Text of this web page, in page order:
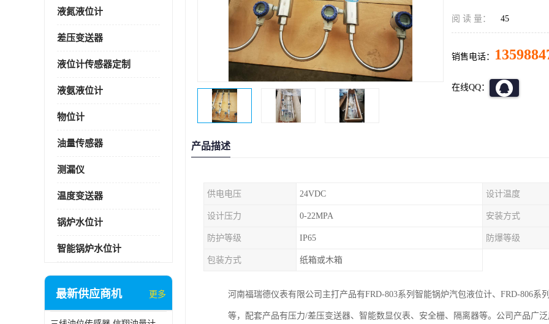
液氮液位计
差压变送器
液位计传感器定制
液氨液位计
物位计
油量传感器
测漏仪
温度变送器
锅炉水位计
智能锅炉水位计
最新供应商机 更多
阅 读 量： 45
销售电话：
在线QQ：
产品描述
供电电压 24VDC 设计温度
设计压力 0-22MPA 安装方式
防护等级 IP65 防爆等级
包装方式 纸箱或木箱
河南福瑞德仪表有限公司主打产品有FRD-803系列智能锅炉汽包液位计、FRD-806系
等，配套产品有压力/差压变送器、智能数显仪表、安全栅、隔离器等。公司产品广